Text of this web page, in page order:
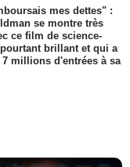
mes dettes" :
se montre très
ce film de science-
brillant et qui a
7 millions d'entrées à sa